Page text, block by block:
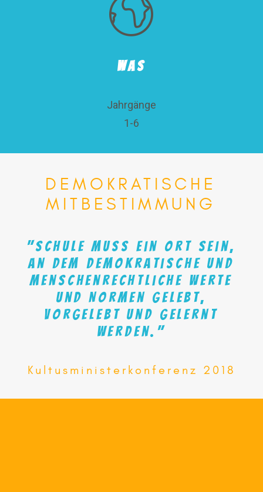
WAS
Jahrgänge
1-6
DEMOKRATISCHE
MITBESTIMMUNG
"Schule muss ein Ort sein,
an dem demokratische und
menschenrechtliche Werte
und Normen gelebt,
vorgelebt und gelernt
werden."
Kultusministerkonferenz 2018